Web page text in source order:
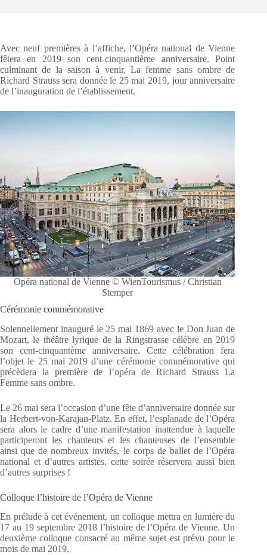
Avec neuf premières à l’affiche, l’Opéra national de Vienne
fêtera en 2019 son cent-cinquantième anniversaire. Point
culminant de la saison à venir, La femme sans ombre de
Richard Strauss sera donnée le 25 mai 2019, jour anniversaire
de l’inauguration de l’établissement.
Opéra national de Vienne © WienTourismus / Christian
Stemper
Cérémonie commémorative
Solennellement inauguré le 25 mai 1869 avec le Don Juan de
Mozart, le théâtre lyrique de la Ringstrasse célèbre en 2019
son cent-cinquantème anniversaire. Cette célébration fera
l’objet le 25 mai 2019 d’une cérémonie commémorative qui
précèdera la première de l’opéra de Richard Strauss La
Femme sans ombre.
Le 26 mai sera l’occasion d’une fête d’anniversaire donnée sur
la Herbert-von-Karajan-Platz. En effet, l’esplanade de l’Opéra
sera alors le cadre d’une manifestation inattendue à laquelle
participeront les chanteurs et les chanteuses de l’ensemble
ainsi que de nombreux invités, le corps de ballet de l’Opéra
national et d’autres artistes, cette soirée réservera aussi bien
d’autres surprises !
Colloque l’histoire de l’Opéra de Vienne
En prélude à cet événement, un colloque mettra en lumière du
17 au 19 septembre 2018 l’histoire de l’Opéra de Vienne. Un
deuxième colloque consacré au même sujet est prévu pour le
mois de mai 2019.